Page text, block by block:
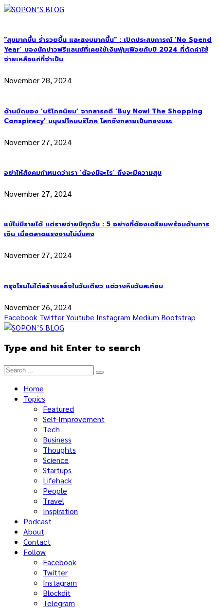
“สุขมากขึ้น ร่ำรวยขึ้น และสงบมากขึ้น” : เปิดประสบการณ์ ‘No Spend
Year’ ของนักข่าวฟรีแลนซ์ที่เคยใช้เงินฟุ่มเฟือยกับปี 2024 ที่ตัดค่าใช้
จ่ายเหลือแค่ที่จำเป็น
November 28, 2024
ด้านมืดของ ‘บริโภคนิยม’ จากสารคดี ‘Buy Now! The Shopping
Conspiracy’ มนุษย์โหมบริโภค โลกจึงกลายเป็นกองขยะ
November 27, 2024
อย่าให้สังคมกำหนดว่าเรา ‘ต้องมีอะไร’ ถึงจะมีความสุข
November 27, 2024
แม้ไม่มีรายได้ แต่รายจ่ายมีทุกวัน : 5 อย่างที่ต้องเตรียมพร้อมด้านการ
เงิน เมื่อตลาดแรงงานไม่มั่นคง
November 27, 2024
กรุงโรมไม่ได้สร้างเสร็จในวันเดียว แต่วางหินวันละก้อน
November 26, 2024
Facebook TwitterYoutube Instagram Medium Bootstrap
Type and hit Enter to search
Home
Topics
Featured
Self-Improvement
Tech
Business
Thoughts
Science
Startups
Lifehack
People
Travel
Inspiration
Podcast
About
Contact
Follow
Facebook
Twitter
Instagram
Blockdit
Telegram